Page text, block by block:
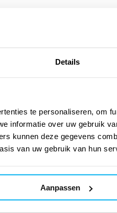
Details
te personaliseren, om
informatie over uw gebruik
kunnen deze gegevens
van uw gebruik van hun
Aanpassen